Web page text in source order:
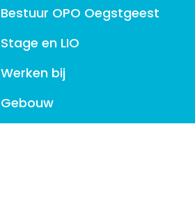
Bestuur OPO Oegstgeest
Stage en LIO
Werken bij
Gebouw